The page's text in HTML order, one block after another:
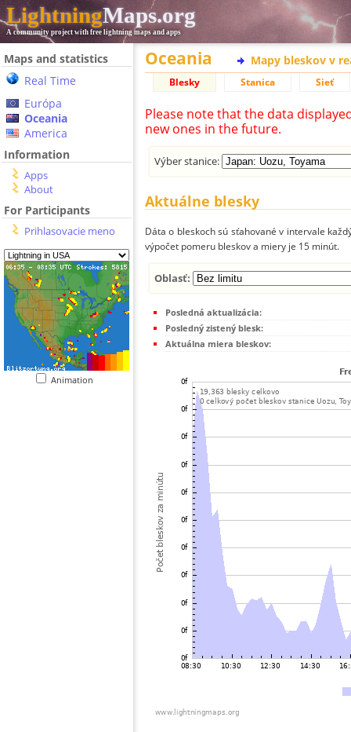
LightningMaps.org
A community project with free lightning maps and apps
Maps and statistics
Real Time
Európa
Oceania
America
Information
Apps
About
For Participants
Prihlasovacie meno
Animation
Oceania Mapy bleskov v
Blesky Stanica Sieť
Please note that the data
new ones in the future.
Výber stanice:
Aktuálne blesky
Dáta o bleskoch sú sťahované v intervale
výpočet pomeru bleskov a miery je 15 minút.
Oblasť:
Posledná aktualizácia:
Posledný zistený blesk:
Aktuálna miera bleskov: